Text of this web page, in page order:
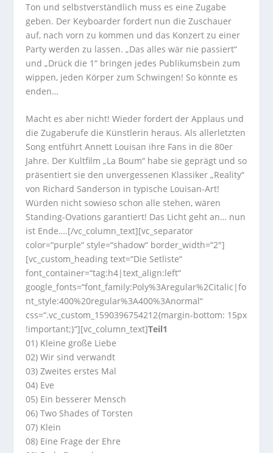
Ton und selbstverständlich muss es eine Zugabe
geben. Der Keyboarder fordert nun die Zuschauer
auf, nach vorn zu kommen und das Konzert zu einer
Party werden zu lassen. „Das alles wär nie passiert“
und „Drück die 1“ bringen jedes Publikumsbein zum
wippen, jeden Körper zum Schwingen! So könnte es
enden…
Macht es aber nicht! Wieder fordert der Applaus und
die Zugaberufe die Künstlerin heraus. Als allerletzten
Song entführt Annett Louisan ihre Fans in die 80er
Jahre. Der Kultfilm „La Boum“ habe sie geprägt und so
präsentiert sie den unvergessenen Klassiker „Reality“
von Richard Sanderson in typische Louisan-Art!
Würden nicht sowieso schon alle stehen, wären
Standing-Ovations garantiert! Das Licht geht an… nun
ist Ende….[/vc_column_text][vc_separator
color=“purple“ style=“shadow“ border_width=“2″]
[vc_custom_heading text=“Die Setliste“
font_container=“tag:h4|text_align:left“
google_fonts=“font_family:Poly%3Aregular%2Citalic|fo
nt_style:400%20regular%3A400%3Anormal“
css=“.vc_custom_1590396754212{margin-bottom: 15px
!important;}“][vc_column_text]Teil1
01) Kleine große Liebe
02) Wir sind verwandt
03) Zweites erstes Mal
04) Eve
05) Ein besserer Mensch
06) Two Shades of Torsten
07) Klein
08) Eine Frage der Ehre